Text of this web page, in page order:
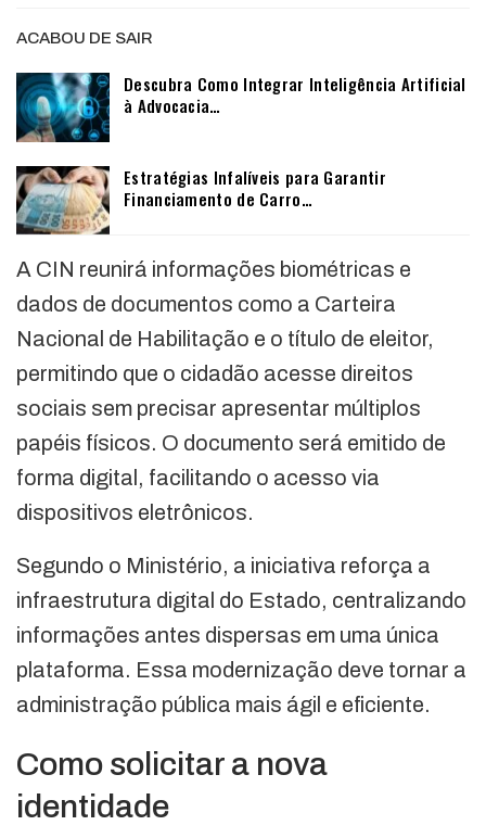
ACABOU DE SAIR
Descubra Como Integrar Inteligência Artificial
à Advocacia…
Estratégias Infalíveis para Garantir
Financiamento de Carro…
A CIN reunirá informações biométricas e
dados de documentos como a Carteira
Nacional de Habilitação e o título de eleitor,
permitindo que o cidadão acesse direitos
sociais sem precisar apresentar múltiplos
papéis físicos. O documento será emitido de
forma digital, facilitando o acesso via
dispositivos eletrônicos.
Segundo o Ministério, a iniciativa reforça a
infraestrutura digital do Estado, centralizando
informações antes dispersas em uma única
plataforma. Essa modernização deve tornar a
administração pública mais ágil e eficiente.
Como solicitar a nova
identidade